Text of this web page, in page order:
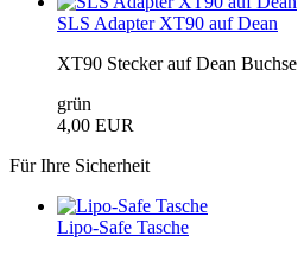
SLS Adapter XT90 auf Dean
XT90 Stecker auf Dean Buchse
grün
4,00 EUR
Für Ihre Sicherheit
Lipo-Safe Tasche